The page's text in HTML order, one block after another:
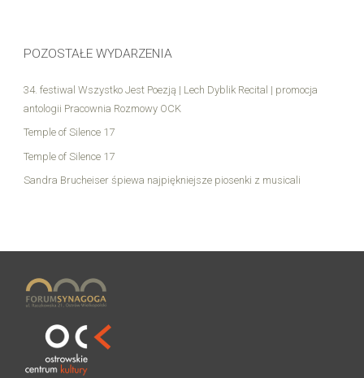
POZOSTAŁE WYDARZENIA
34. festiwal Wszystko Jest Poezją | Lech Dyblik Recital | promocja
antologii Pracownia Rozmowy OCK
Temple of Silence 17
Temple of Silence 17
Sandra Brucheiser śpiewa najpiękniejsze piosenki z musicali